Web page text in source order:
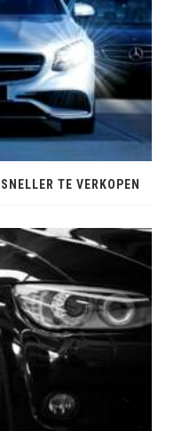
TE VERKOPEN